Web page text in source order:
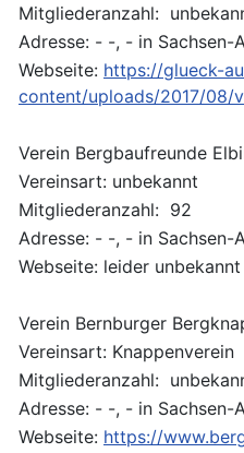
Mitgliederanzahl:
Adresse: - -, - in Sachsen-
Webseite: https://glueck-
content/uploads/2017/08/
Verein Bergbaufreunde
Vereinsart: unbekannt
Mitgliederanzahl: 92
Adresse: - -, - in Sachsen-
Webseite: leider unbekannt
Verein Bernburger
Vereinsart: Knappenverein
Mitgliederanzahl:
Adresse: - -, - in Sachsen-
Webseite: https://